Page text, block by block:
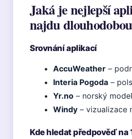
Jaká je nejlepší
najdu
Srovnání aplikací
AccuWeather –
Interia Pogoda –
Yr.no – norský
Windy – vizualizace
Kde hledat předpověď na